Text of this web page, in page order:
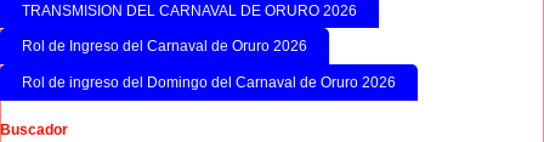
TRANSMISION DEL CARNAVAL DE ORURO 2026
Rol de Ingreso del Carnaval de Oruro 2026
Rol de ingreso del Domingo del Carnaval de Oruro 2026
Buscador